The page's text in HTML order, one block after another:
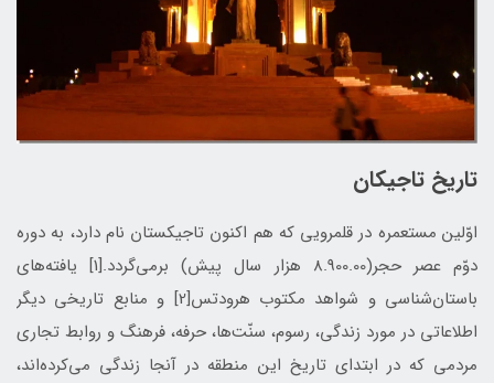
تاريخ تاجيكان
اوّلین مستعمره در قلمرویی که هم اکنون تاجیکستان نام دارد، به دوره
دوّم عصر حجر(8.900.00 هزار سال پیش) برمی‌گردد.[1] یافته‌های
باستان‌شناسی و شواهد مکتوب هرودتس[2] و منابع تاریخی دیگر
اطلاعاتی در مورد زندگی، رسوم، سنّت‌ها، حرفه، فرهنگ و روابط تجاری
مردمی که در ابتدای تاریخ این منطقه در آنجا زندگی می‌کرده‌اند،